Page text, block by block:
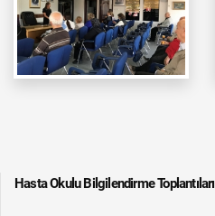
Hasta Okulu Bilgilendirme Toplantıları